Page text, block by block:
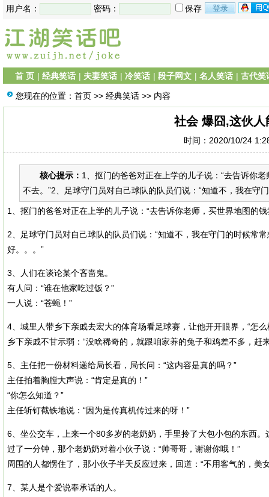
用户名： 密码： 保存
首 页 | 经典笑话 | 夫妻笑话 | 冷笑话 | 段子网文 | 名人笑话 | 古代笑
您现在的位置： 首页 >> 经典笑话 >> 内容
社会 爆囧,这伙
时间：2020/10/24
核心提示： 1、抠门的爸爸对正在上学的儿子说：“去告诉你
不去。”2、足球守门员对自己球队的队员们说：“知道不，我在守
1、抠门的爸爸对正在上学的儿子说：“去告诉你老师，买世界地图的
2、足球守门员对自己球队的队员们说：“知道不，我在守门的时候常
好。。。”
3、人们在谈论某个吝啬鬼。
有人问：“谁在他家吃过饭？”
一人说：“苍蝇！”
4、城里人带乡下亲戚去宏大的体育场看足球赛，让他开开眼界，“怎
乡下亲戚不甘示弱：“没啥稀奇的，就跟咱家养的兔子和鸡差不多，赶
5、主任把一份材料递给局长看，局长问：“这内容是真的吗？”
主任拍着胸膛大声说：“肯定是真的！”
“你怎么知道？”
主任斩钉截铁地说：“因为是传真机传过来的呀！”
6、坐公交车，上来一个80多岁的老奶奶，手里拎了大包小包的东西
过了一分钟，那个老奶奶对着小伙子说：“帅哥哥，谢谢你哦！”
周围的人都愣住了，那小伙子半天反应过来，回道：“不用客气的，美
7、某人是个爱说奉承话的人。